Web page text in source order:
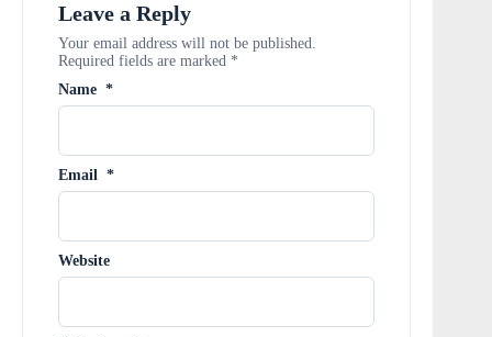
Leave a Reply
Your email address will not be published.
Required fields are marked *
Name *
Email *
Website